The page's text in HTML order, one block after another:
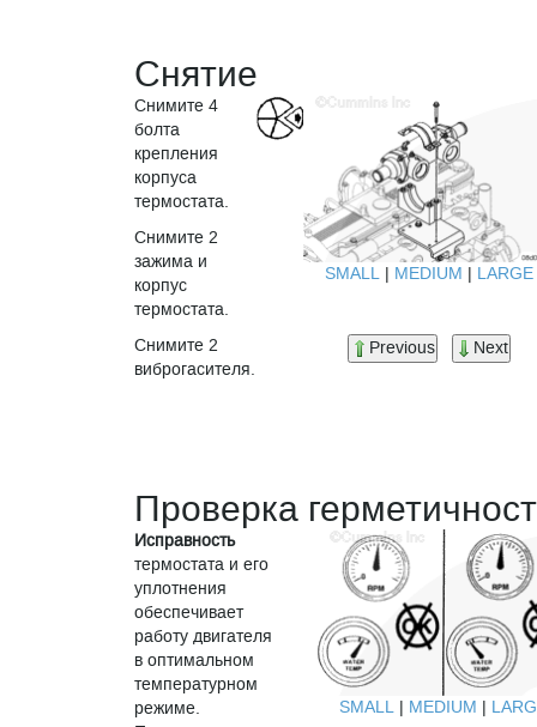
Снятие
Снимите 4
болта
крепления
корпуса
термостата.
Снимите 2
зажима и
корпус
термостата.
Снимите 2
виброгасителя.
SMALL | MEDIUM | LARGE
Previous Next
Проверка
Исправность
термостата и его
уплотнения
обеспечивает
работу двигателя
в оптимальном
температурном
режиме.
SMALL | MEDIUM |